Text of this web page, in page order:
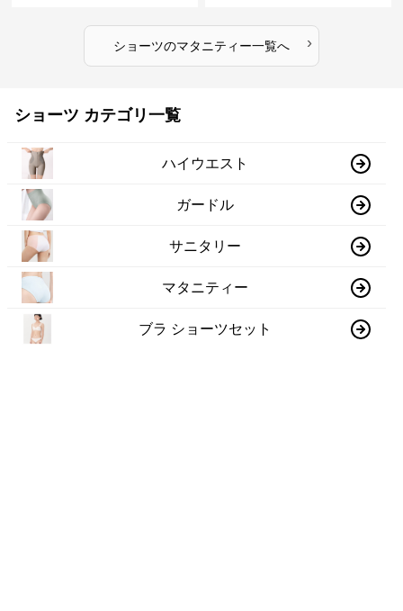
ショーツのマタニティー一覧へ ›
ショーツ カテゴリ一覧
ハイウエスト
ガードル
サニタリー
マタニティー
ブラ ショーツセット